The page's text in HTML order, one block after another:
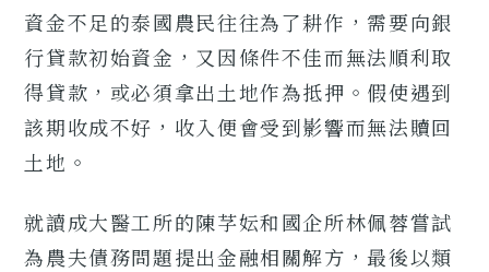
資金不足的泰國農民往往為了耕作，需要向銀
行貸款初始資金，又因條件不佳而無法順利取
得貸款，或必須拿出土地作為抵押。假使遇到
該期收成不好，收入便會受到影響而無法贖回
土地。
就讀成大醫工所的陳芓妘和國企所林佩蓉嘗試
為農夫債務問題提出金融相關解方，最後以類